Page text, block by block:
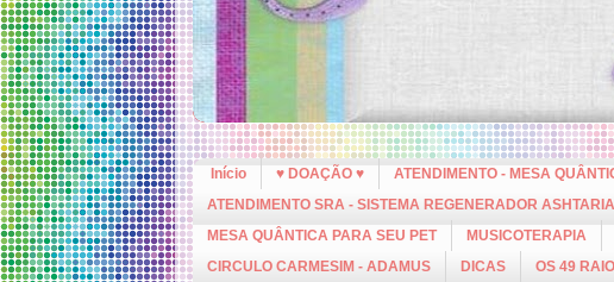
Início ♥ DOAÇÃO ♥ ATENDIMENTO - MESA
ATENDIMENTO SRA - SISTEMA REGENERADOR
MESA QUÂNTICA PARA SEU PET
MUSICOTERAPIA
CIRCULO CARMESIM - ADAMUS
DICAS OS 49